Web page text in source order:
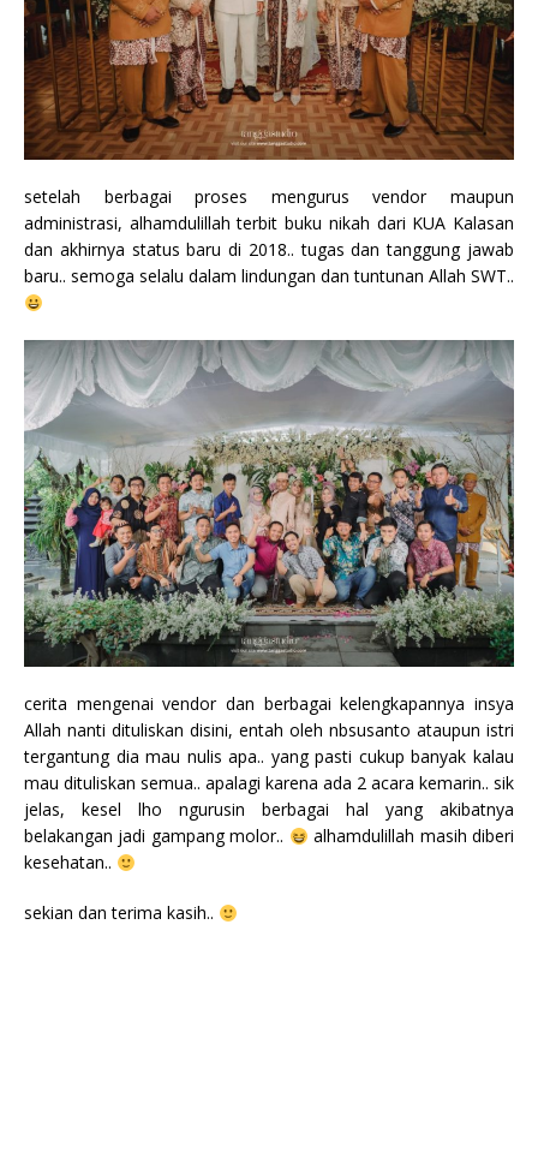
setelah berbagai proses mengurus vendor maupun
administrasi, alhamdulillah terbit buku nikah dari KUA Kalasan
dan akhirnya status baru di 2018.. tugas dan tanggung jawab
baru.. semoga selalu dalam lindungan dan tuntunan Allah SWT..
cerita mengenai vendor dan berbagai kelengkapannya insya
Allah nanti dituliskan disini, entah oleh nbsusanto ataupun istri
tergantung dia mau nulis apa.. yang pasti cukup banyak kalau
mau dituliskan semua.. apalagi karena ada 2 acara kemarin.. sik
jelas, kesel lho ngurusin berbagai hal yang akibatnya
belakangan jadi gampang molor..
alhamdulillah masih diberi
kesehatan..
sekian dan terima kasih..